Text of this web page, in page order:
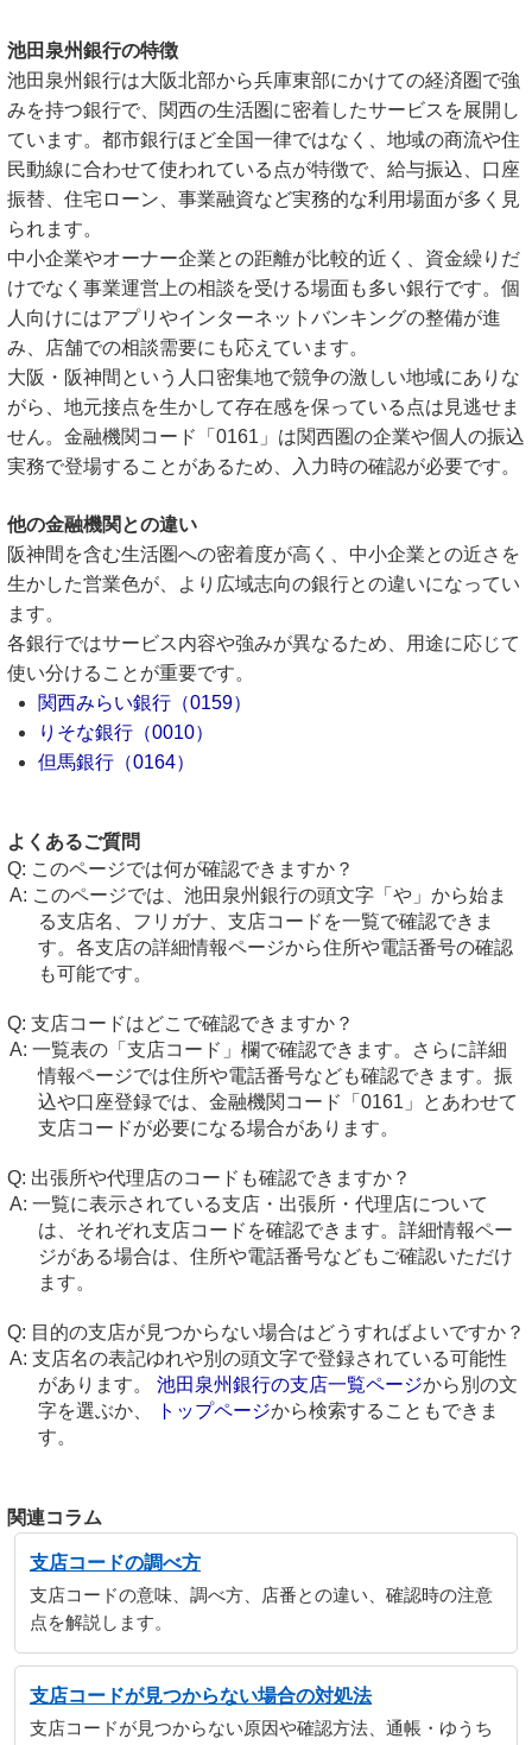
池田泉州銀行の特徴
池田泉州銀行は大阪北部から兵庫東部にかけての経済圏で強
みを持つ銀行で、関西の生活圏に密着したサービスを展開し
ています。都市銀行ほど全国一律ではなく、地域の商流や住
民動線に合わせて使われている点が特徴で、給与振込、口座
振替、住宅ローン、事業融資など実務的な利用場面が多く見
られます。
中小企業やオーナー企業との距離が比較的近く、資金繰りだ
けでなく事業運営上の相談を受ける場面も多い銀行です。個
人向けにはアプリやインターネットバンキングの整備が進
み、店舗での相談需要にも応えています。
大阪・阪神間という人口密集地で競争の激しい地域にありな
がら、地元接点を生かして存在感を保っている点は見逃せま
せん。金融機関コード「0161」は関西圏の企業や個人の振込
実務で登場することがあるため、入力時の確認が必要です。
他の金融機関との違い
阪神間を含む生活圏への密着度が高く、中小企業との近さを
生かした営業色が、より広域志向の銀行との違いになってい
ます。
各銀行ではサービス内容や強みが異なるため、用途に応じて
使い分けることが重要です。
関西みらい銀行（0159）
りそな銀行（0010）
但馬銀行（0164）
よくあるご質問
このページでは何が確認できますか？
このページでは、池田泉州銀行の頭文字「や」から始ま
る支店名、フリガナ、支店コードを一覧で確認できま
す。各支店の詳細情報ページから住所や電話番号の確認
も可能です。
支店コードはどこで確認できますか？
一覧表の「支店コード」欄で確認できます。さらに詳細
情報ページでは住所や電話番号なども確認できます。振
込や口座登録では、金融機関コード「0161」とあわせて
支店コードが必要になる場合があります。
出張所や代理店のコードも確認できますか？
一覧に表示されている支店・出張所・代理店について
は、それぞれ支店コードを確認できます。詳細情報ペー
ジがある場合は、住所や電話番号などもご確認いただけ
ます。
目的の支店が見つからない場合はどうすればよいですか？
支店名の表記ゆれや別の頭文字で登録されている可能性
があります。 池田泉州銀行の支店一覧ページから別の文
字を選ぶか、
トップページから検索することもできま
す。
関連コラム
支店コードの調べ方
支店コードの意味、調べ方、店番との違い、確認時の注意
点を解説します。
支店コードが見つからない場合の対処法
支店コードが見つからない原因や確認方法、通帳・ゆうち